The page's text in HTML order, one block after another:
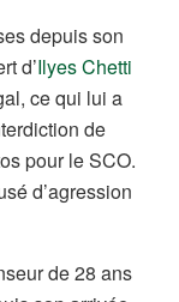
depuis son
d’Ilyes Chetti
ce qui lui a
de
pour le SCO.
d’agression
de 28 ans